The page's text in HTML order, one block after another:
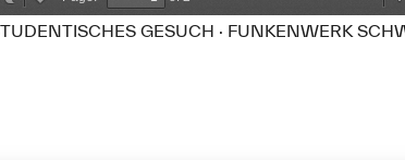
GESUCH · FUNKENWERK